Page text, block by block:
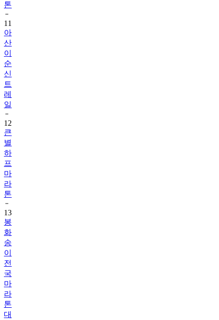
톤
11
아
산
이
순
신
트
레
일
12
큰
별
하
프
마
라
톤
13
봉
화
송
이
전
국
마
라
톤
대